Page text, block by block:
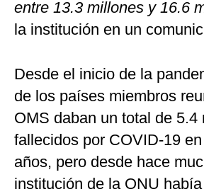
entre 13.3 millones y 16.6
la institución en un
Desde el inicio de la
de los países miembros
OMS daban un total de 5.4
fallecidos por COVID-19
años, pero desde hace
institución de la ONU